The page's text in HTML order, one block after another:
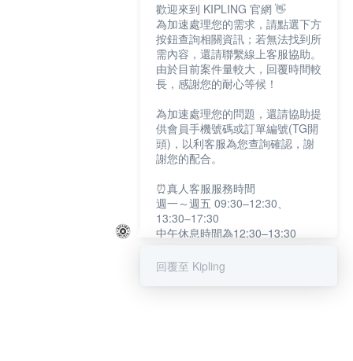
歡迎來到 KIPLING 官網 👋
為加速處理您的需求，請點選下方
按鈕查詢相關資訊；若無法找到所
需內容，還請聯繫線上客服協助。
由於目前案件量較大，回覆時間較
長，感謝您的耐心等候！
為加速處理您的問題，還請協助提
供會員手機號碼或訂單編號(TG開
頭)，以利客服為您查詢確認，謝
謝您的配合。
⏰真人客服服務時間
週一～週五 09:30–12:30、
13:30–17:30
中午休息時間為12:30–13:30
提醒您：系統會自動已讀訊息，如
回覆至 Kipling